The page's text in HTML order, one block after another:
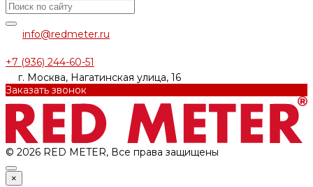
info@redmeter.ru
+7 (936) 244-60-51
г. Москва, Нагатинская улица, 16
Заказать звонок
© 2026 RED METER, Все права защищены
×